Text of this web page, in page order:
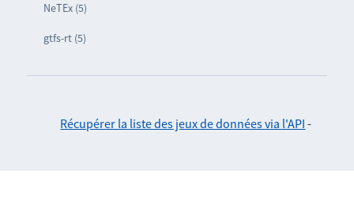
NeTEx (5)
gtfs-rt (5)
Récupérer la liste des jeux de données via l'API -